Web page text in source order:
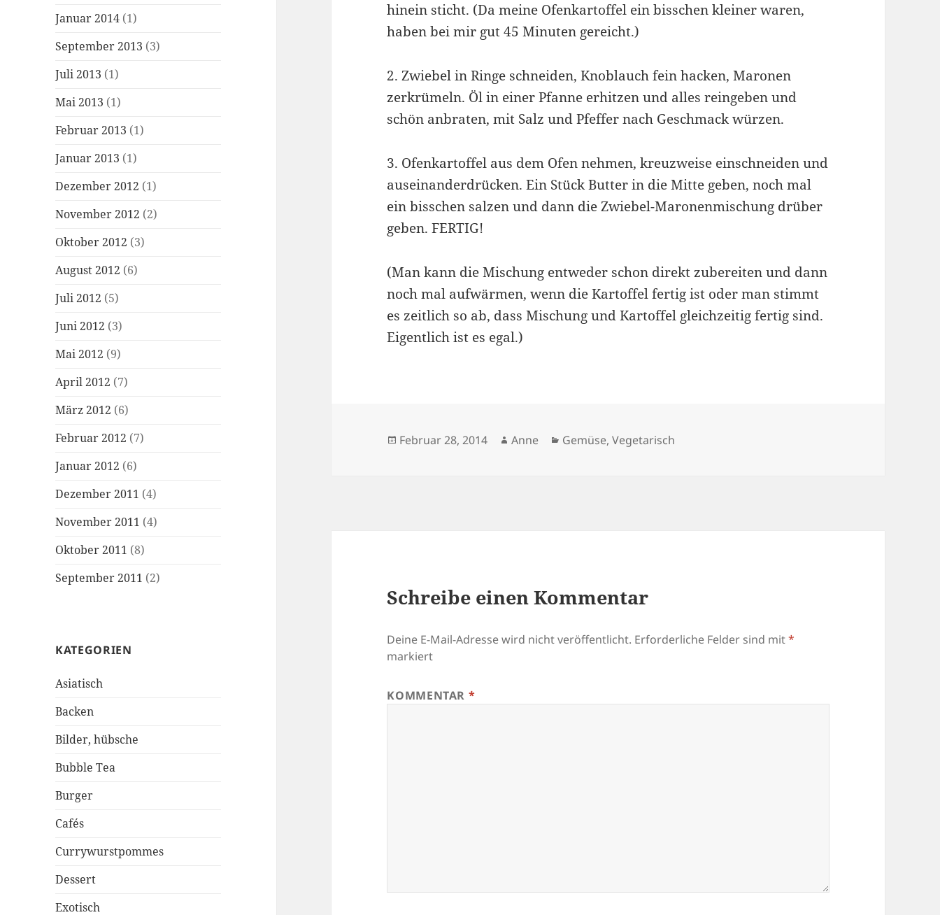
Januar 2014 (1)
September 2013 (3)
Juli 2013 (1)
Mai 2013 (1)
Februar 2013 (1)
Januar 2013 (1)
Dezember 2012 (1)
November 2012 (2)
Oktober 2012 (3)
August 2012 (6)
Juli 2012 (5)
Juni 2012 (3)
Mai 2012 (9)
April 2012 (7)
März 2012 (6)
Februar 2012 (7)
Januar 2012 (6)
Dezember 2011 (4)
November 2011 (4)
Oktober 2011 (8)
September 2011 (2)
KATEGORIEN
Asiatisch
Backen
Bilder, hübsche
Bubble Tea
Burger
Cafés
Currywurstpommes
Dessert
Exotisch
hinein sticht. (Da meine Ofenkartoffel ein bisschen kleiner waren,
haben bei mir gut 45 Minuten gereicht.)
2. Zwiebel in Ringe schneiden, Knoblauch fein hacken, Maronen
zerkrümeln. Öl in einer Pfanne erhitzen und alles reingeben und
schön anbraten, mit Salz und Pfeffer nach Geschmack würzen.
3. Ofenkartoffel aus dem Ofen nehmen, kreuzweise einschneiden und
auseinanderdrücken. Ein Stück Butter in die Mitte geben, noch mal
ein bisschen salzen und dann die Zwiebel-Maronenmischung drüber
geben. FERTIG!
(Man kann die Mischung entweder schon direkt zubereiten und dann
noch mal aufwärmen, wenn die Kartoffel fertig ist oder man stimmt
es zeitlich so ab, dass Mischung und Kartoffel gleichzeitig fertig sind.
Eigentlich ist es egal.)
Veröffentlicht
Februar 28, 2014 Autor
Anne Kategorien
Gemüse,Vegetarisch
Schreibe einen Kommentar
Deine E-Mail-Adresse wird nicht veröffentlicht. Erforderliche Felder sind mit*
markiert
KOMMENTAR *